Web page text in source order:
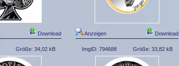
Download Anzeigen Download
Größe: 34,02 kB ImgID: 794688 Größe: 33,82 kB